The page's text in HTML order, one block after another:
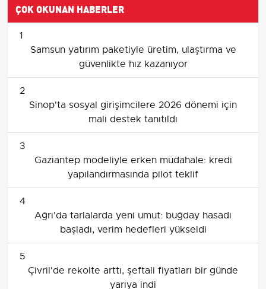
ÇOK OKUNAN HABERLER
1
Samsun yatırım paketiyle üretim, ulaştırma ve
güvenlikte hız kazanıyor
2
Sinop'ta sosyal girişimcilere 2026 dönemi için
mali destek tanıtıldı
3
Gaziantep modeliyle erken müdahale: kredi
yapılandırmasında pilot teklif
4
Ağrı'da tarlalarda yeni umut: buğday hasadı
başladı, verim hedefleri yükseldi
5
Çivril'de rekolte arttı, şeftali fiyatları bir günde
yarıya indi